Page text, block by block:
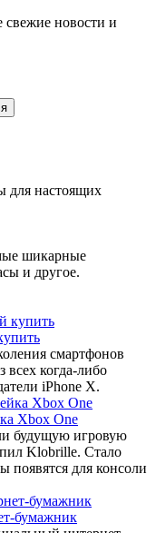
свежие новости и
для настоящих
шикарные
и другое.
смартфонов
всех когда-либо
iPhone X.
Xbox One
будущую игровую
Klobrille. Стало
появятся для консоли
бумажник